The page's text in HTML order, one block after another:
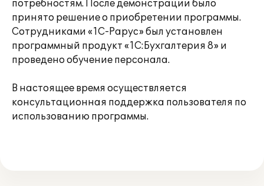
потребностям. После демонстрации было
принято решение о приобретении программы.
Сотрудниками «1С-Рарус» был установлен
программный продукт «1С:Бухгалтерия 8» и
проведено обучение персонала.
В настоящее время осуществляется
консультационная поддержка пользователя по
использованию программы.